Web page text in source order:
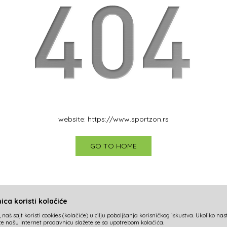
website: https://www.sportzon.rs
GO TO HOME
koristi kolačiće
naš sajt koristi cookies (kolačiće) u cilju poboljšanja korisničkog iskustva. Ukoliko
našu Internet prodavnicu slažete se sa upotrebom kolačića.